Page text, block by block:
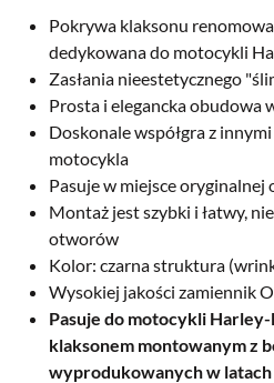
Pokrywa klaksonu
dedykowana do motocykli
Zasłania nieestetycznego
Prosta i elegancka obudowa
Doskonale współgra z
motocykla
Pasuje w miejsce oryginalnej
Montaż jest szybki i łatwy,
otworów
Kolor: czarna struktura
Wysokiej jakości zamiennik
Pasuje do motocykli
klaksonem montowanym z
wyprodukowanych w latach